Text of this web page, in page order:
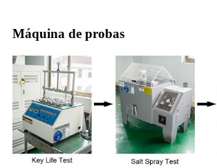
Máquina de probas